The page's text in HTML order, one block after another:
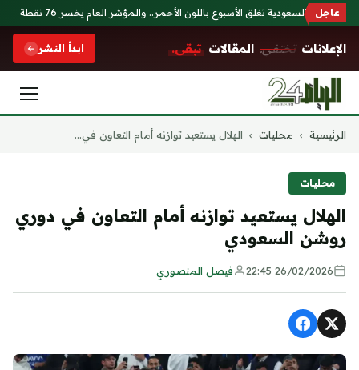
عاجل
الأسهم السعودية تغلق الأسبوع باللون الأحمر.. والمؤشر العام يخسر 76 نقطة
الإعلانات تختفي. المقالات تبقى. ابدأ النشر
التجاوز
الرئيسية › محليات › الهلال يستعيد توازنه أمام التعاون في...
محليات
الهلال يستعيد توازنه أمام التعاون في دوري
روشن السعودي
26/02/2026 22:45 فيصل المنصوري